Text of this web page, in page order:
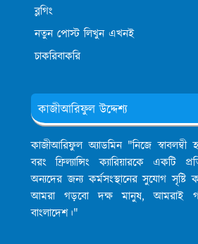
ব্লগিং
নতুন পোস্ট লিখুন এখনই
চাকরিবাকরি
কাজীআরিফুল উদ্দেশ্য
কাজীআরিফুল অ্যাডমিন "নিজে
বরং ফ্রিল্যান্সিং ক্যারিয়ারকে একটি
অন্যদের জন্য কর্মসংস্থানের সুযোগ সৃষ্টি
আমরা গড়বো দক্ষ মানুষ, আমরাই
বাংলাদেশ।"